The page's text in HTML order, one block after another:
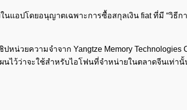
แอปโดยอนุญาตเฉพาะการซื้อสกุลเงิน fiat ที่มี “วิธีก
หน่วยความจำจาก Yangtze Memory Technologies
ไว้ว่าจะใช้สำหรับไอโฟนที่จำหน่ายในตลาดจีนเท่านั้